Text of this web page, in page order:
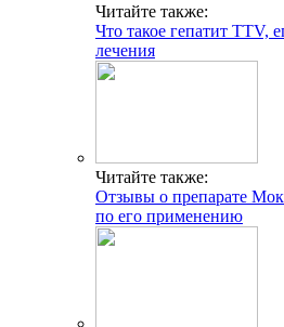
Читайте также:
Что такое гепатит TTV,
лечения
Читайте также:
Отзывы о препарате
по его применению